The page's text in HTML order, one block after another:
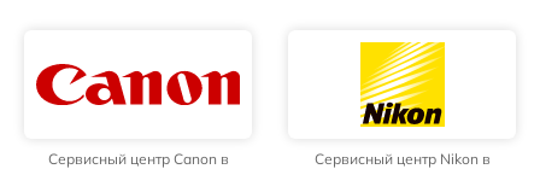
Сервисный центр Canon в
Сервисный центр Nikon в